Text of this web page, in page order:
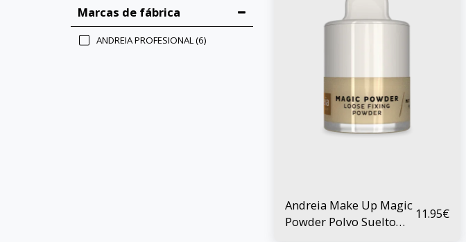
Marcas de fábrica
ANDREIA PROFESIONAL(6)
Andreia Make Up Magic
Powder Polvo Suelto
11.95€